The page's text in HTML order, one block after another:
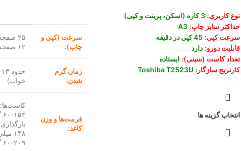
نوع کاربری: 3 کاره (اسکن، پرینت و کپی)
حداکثر سایز چاپ: A3
سرعت کپی: 45 کپی در دقیقه
قابلیت دورو: دارد
تعداد کاست (سینی): ایستاده
کارتریج سازگار: Toshiba T2523U
انتخاب گزینه ها
سرعت (کپی و
چاپ):
۲۵ صفحه در دقیقه (A4)
۱۲ صفحه در دقیقه (A3)
زمان گرم
شدن:
خواب)
فرمت‌ها و وزن
کاغذ:
۶۰-۱۵۳ گرم/متر مربع
۶۰-۲۰۹ گرم/متر مربع